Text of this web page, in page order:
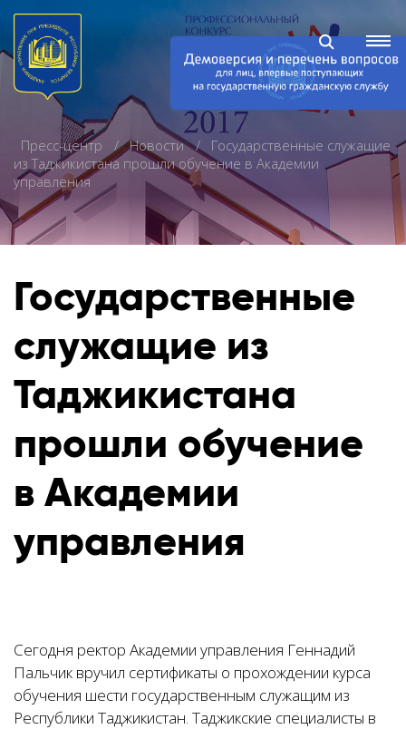
Пресс-центр Новости
Государственные служащие
из Таджикистана прошли обучение в Академии
управления
Государственные
служащие из
Таджикистана
прошли обучение
в Академии
управления
Сегодня ректор Академии управления Геннадий
Пальчик вручил сертификаты о прохождении курса
обучения шести государственным служащим из
Республики Таджикистан. Таджикские специалисты в